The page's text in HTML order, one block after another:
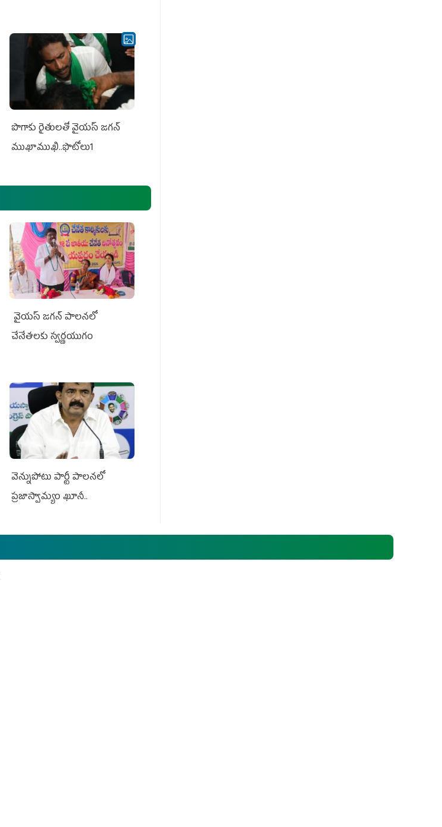
పొగాకు రైతుల‌తో వైయ‌స్ జ‌గ‌న్
ముఖాముఖి..ఫొటోలు1
వైయ‌స్ జగన్ పాలనలో
చేనేతలకు స్వర్ణయుగం
వెన్నుపోటు పార్టీ పాలనలో
ప్రజాస్వామ్యం ఖూనీ..